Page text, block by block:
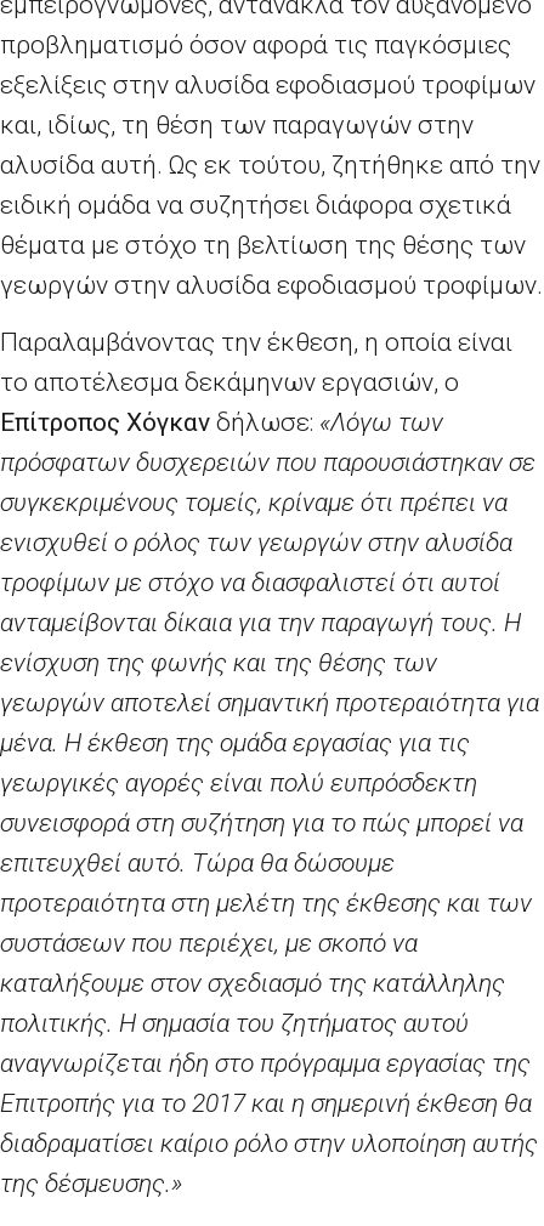
προβληματισμό όσον αφορά τις παγκόσμιες
εξελίξεις στην αλυσίδα εφοδιασμού τροφίμων
και, ιδίως, τη θέση των παραγωγών στην
αλυσίδα αυτή. Ως εκ τούτου, ζητήθηκε από την
ειδική ομάδα να συζητήσει διάφορα σχετικά
θέματα με στόχο τη βελτίωση της θέσης των
γεωργών στην αλυσίδα εφοδιασμού τροφίμων.
Παραλαμβάνοντας την έκθεση, η οποία είναι
το αποτέλεσμα δεκάμηνων εργασιών, ο
Επίτροπος Χόγκαν δήλωσε: «Λόγω των
πρόσφατων δυσχερειών που παρουσιάστηκαν σε
συγκεκριμένους τομείς, κρίναμε ότι πρέπει να
ενισχυθεί ο ρόλος των γεωργών στην αλυσίδα
τροφίμων με στόχο να διασφαλιστεί ότι αυτοί
ανταμείβονται δίκαια για την παραγωγή τους. Η
ενίσχυση της φωνής και της θέσης των
γεωργών αποτελεί σημαντική προτεραιότητα για
μένα. Η έκθεση της ομάδα εργασίας για τις
γεωργικές αγορές είναι πολύ ευπρόσδεκτη
συνεισφορά στη συζήτηση για το πώς μπορεί να
επιτευχθεί αυτό. Τώρα θα δώσουμε
προτεραιότητα στη μελέτη της έκθεσης και των
συστάσεων που περιέχει, με σκοπό να
καταλήξουμε στον σχεδιασμό της κατάλληλης
πολιτικής. Η σημασία του ζητήματος αυτού
αναγνωρίζεται ήδη στο πρόγραμμα εργασίας της
Επιτροπής για το 2017 και η σημερινή έκθεση θα
διαδραματίσει καίριο ρόλο στην υλοποίηση αυτής
της δέσμευσης.»